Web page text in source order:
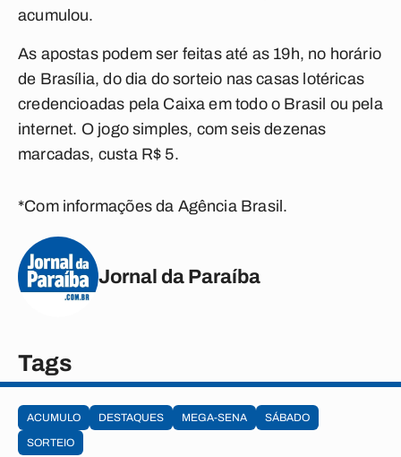
acumulou.
As apostas podem ser feitas até as 19h, no horário
de Brasília, do dia do sorteio nas casas lotéricas
credencioadas pela Caixa em todo o Brasil ou pela
internet. O jogo simples, com seis dezenas
marcadas, custa R$ 5.
*Com informações da Agência Brasil.
Jornal da Paraíba
Tags
ACUMULO DESTAQUES MEGA-SENA
SÁBADO
SORTEIO